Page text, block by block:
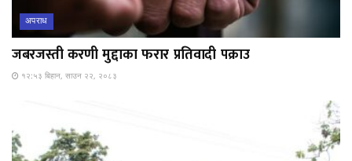
अपराध
जबरजस्ती करणी मुद्दाका फरार प्रतिवादी पक्राउ
१२:५३ बिहान, साउन २२, २०८३